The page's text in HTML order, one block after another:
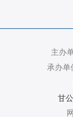
主办
承办单
甘